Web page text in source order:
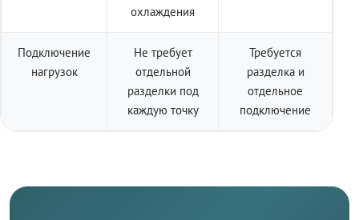
охлаждения
Подключение
нагрузок
Не требует
отдельной
разделки под
каждую точку
Требуется
разделка и
отдельное
подключение